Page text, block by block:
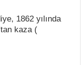
1862 yılında
kaza (